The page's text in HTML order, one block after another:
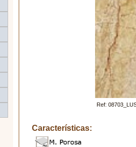
Ref:
Características: